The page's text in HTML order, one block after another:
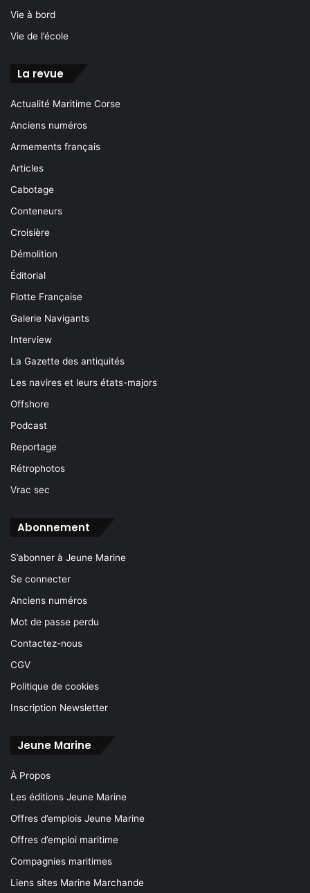
Vie à bord
Vie de l’école
La revue
Actualité Maritime Corse
Anciens numéros
Armements français
Articles
Cabotage
Conteneurs
Croisière
Démolition
Éditorial
Flotte Française
Galerie Navigants
Interview
La Gazette des antiquités
Les navires et leurs états-majors
Offshore
Podcast
Reportage
Rétrophotos
Vrac sec
Abonnement
S’abonner à Jeune Marine
Se connecter
Anciens numéros
Mot de passe perdu
Contactez-nous
CGV
Politique de cookies
Inscription Newsletter
Jeune Marine
À Propos
Les éditions Jeune Marine
Offres d’emplois Jeune Marine
Offres d’emploi maritime
Compagnies maritimes
Liens sites Marine Marchande